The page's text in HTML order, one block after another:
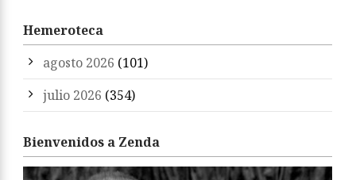
Hemeroteca
agosto 2026 (101)
julio 2026 (354)
Bienvenidos a Zenda